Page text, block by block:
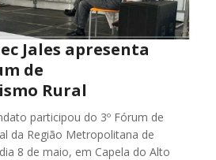
Jales apresenta
de
Rural
participou do 3º Fórum de
da Região Metropolitana de
8 de maio, em Capela do Alto